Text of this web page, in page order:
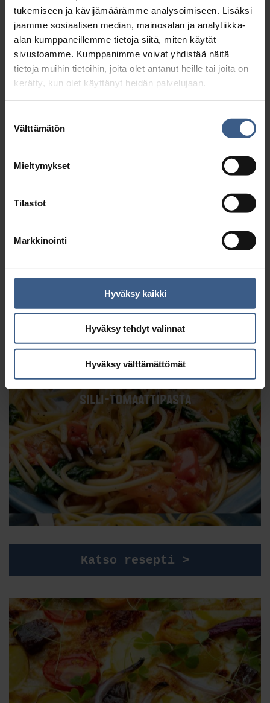
tukemiseen ja kävijämäärämme analysoimiseen. Lisäksi
jaamme sosiaalisen median, mainosalan ja analytiikka-
alan kumppaneillemme tietoja siitä, miten käytät
sivustoamme. Kumppanimme voivat yhdistää näitä
tietoja muihin tietoihin, joita olet antanut heille tai joita on
kerätty, kun olet käyttänyt heidän palvelujaan.
valinta
Välttämätön
Mieltymykset
Tilastot
Markkinointi
Hyväksy kaikki
Hyväksy tehdyt valinnat
Hyväksy välttämättömät
SILLIÄ PAPERISSA
SILLI-TOMAATTIPASTA
Katso resepti >